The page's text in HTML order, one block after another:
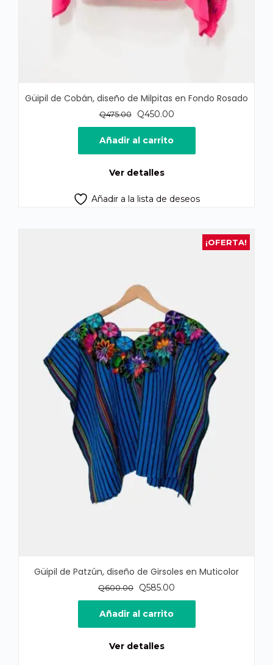
Güipil de Cobán, diseño de Milpitas en Fondo Rosado
Q475.00
El
precio
original
era:
Q450.00El
precio
actual
es:
Añadir al carrito
Ver detalles
Añadir a la lista de deseos
¡OFERTA!
Güipil de Patzún, diseño de Girsoles en Muticolor
Q600.00
El
precio
original
era:
Q585.00
precio
es:
Añadir al carrito
Ver detalles